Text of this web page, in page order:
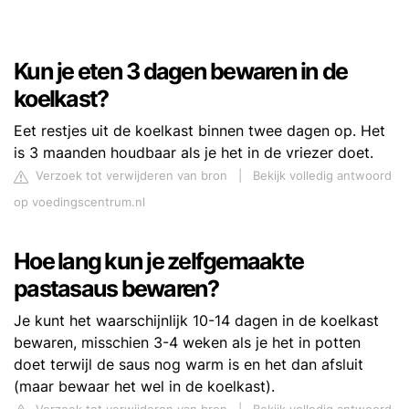
Kun je eten 3 dagen bewaren in de
koelkast?
Eet restjes uit de koelkast binnen twee dagen op. Het
is 3 maanden houdbaar als je het in de vriezer doet.
Verzoek tot verwijderen van bron
Bekijk volledig antwoord
op voedingscentrum.nl
Hoe lang kun je zelfgemaakte
pastasaus bewaren?
Je kunt het waarschijnlijk 10-14 dagen in de koelkast
bewaren, misschien 3-4 weken als je het in potten
doet terwijl de saus nog warm is en het dan afsluit
(maar bewaar het wel in de koelkast).